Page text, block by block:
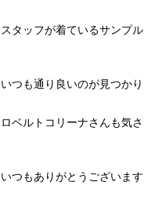
スタッフが着ているサンプ
いつも通り良いのが見つか
ロベルトコリーナさんも気
いつもありがとうございます